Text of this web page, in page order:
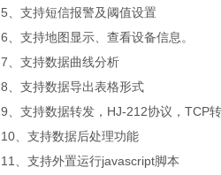
5、支持短信报警及阈值设置
6、支持地图显示、查看设备信息。
7、支持数据曲线分析
8、支持数据导出表格形式
9、支持数据转发，HJ-212协议，TCP
10、支持数据后处理功能
11、支持外置运行javascript脚本